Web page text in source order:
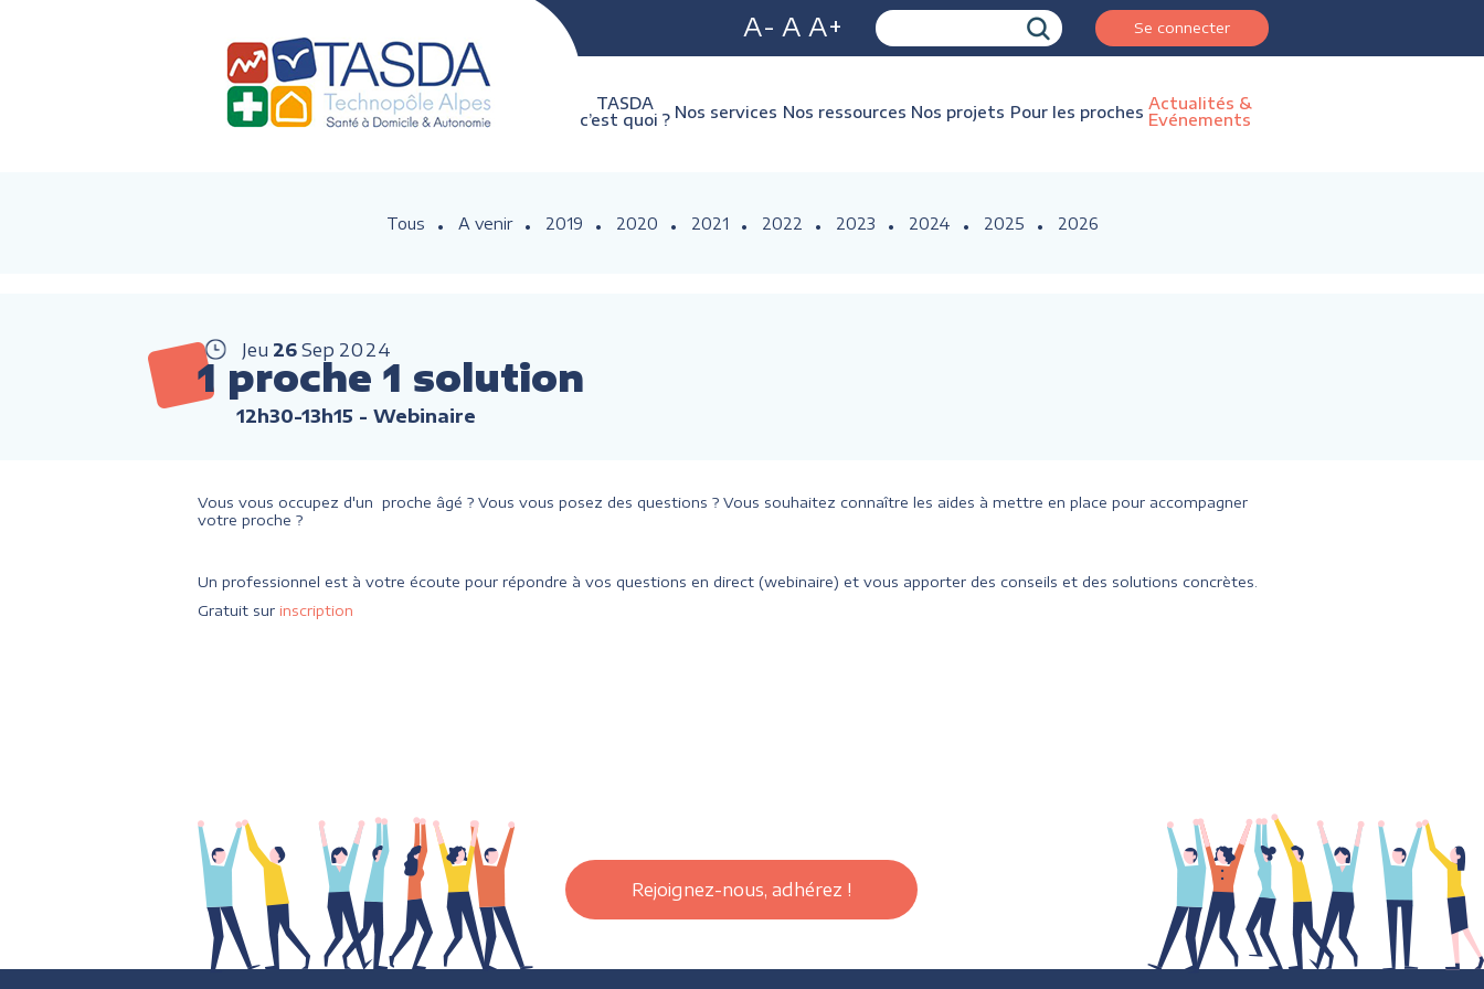
A- A A+ Se connecter
TASDA
c’est quoi ? Nos services Nos ressources Nos projets Pour les proches Actualités &
Evénements
Tous A venir 2019 2020 2021 2022 2023 2024 2025 2026
Jeu 26 Sep 2024
1 proche 1 solution
12h30-13h15 - Webinaire
Vous vous occupez d'un proche âgé ? Vous vous posez des questions ? Vous souhaitez connaître les aides à mettre en place pour accompagner
votre proche ?
Un professionnel est à votre écoute pour répondre à vos questions en direct (webinaire) et vous apporter des conseils et des solutions concrètes.
Gratuit sur inscription
Rejoignez-nous, adhérez !